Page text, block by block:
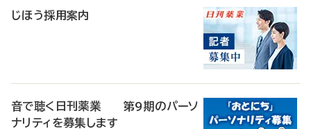
じほう採用案内
音で聴く日刊薬業 第9期のパーソ
ナリティを募集します